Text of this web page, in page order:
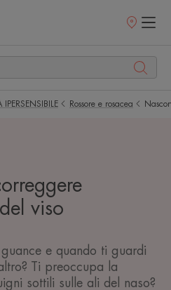
Punti
IPERSENSIBILE Rossore e rosacea
viso
e quando ti guardi
Ti preoccupa la
sottili sulle ali del naso?